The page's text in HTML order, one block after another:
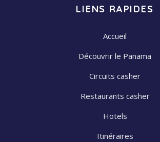
LIENS RAPIDES
Accueil
Découvrir le Panama
Circuits casher
Restaurants casher
Hotels
Itinéraires